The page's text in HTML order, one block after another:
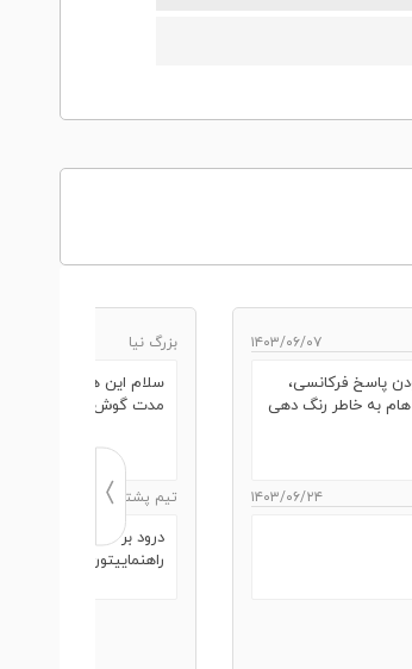
۱۴۰۳/۰۶/۰۷
پاسخ فرکانسی،
به خاطر رنگ‌ دهی
۱۴۰۳/۰۶/۲۴
بزرگ نیا
سلام این هدفون چقدر
مدت گوش‌ ها رو اذیت
تیم پشتیبانی
راهنماییتون کنیم